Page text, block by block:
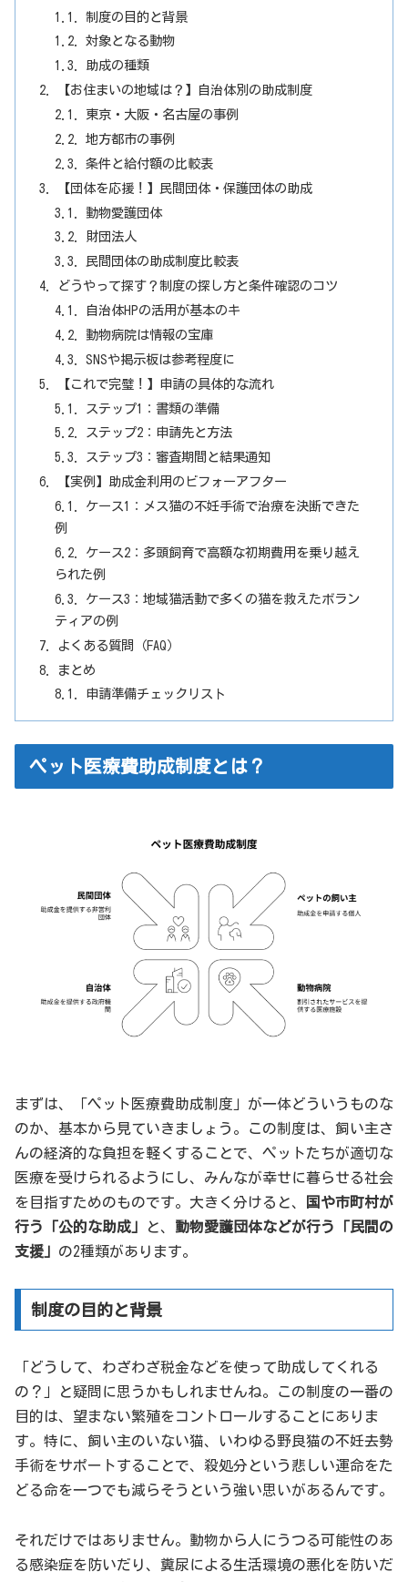
制度の目的と背景
対象となる動物
助成の種類
【お住まいの地域は？】自治体別の助成制度
東京・大阪・名古屋の事例
地方都市の事例
条件と給付額の比較表
【団体を応援！】民間団体・保護団体の助成
動物愛護団体
財団法人
民間団体の助成制度比較表
どうやって探す？制度の探し方と条件確認のコツ
自治体HPの活用が基本のキ
動物病院は情報の宝庫
SNSや掲示板は参考程度に
【これで完璧！】申請の具体的な流れ
ステップ1：書類の準備
ステップ2：申請先と方法
ステップ3：審査期間と結果通知
【実例】助成金利用のビフォーアフター
ケース1：メス猫の不妊手術で治療を決断できた
例
ケース2：多頭飼育で高額な初期費用を乗り越え
られた例
ケース3：地域猫活動で多くの猫を救えたボラン
ティアの例
よくある質問（FAQ）
まとめ
申請準備チェックリスト
ペット医療費助成制度とは？
まずは、「ペット医療費助成制度」が一体どういうものな
のか、基本から見ていきましょう。この制度は、飼い主さ
んの経済的な負担を軽くすることで、ペットたちが適切な
医療を受けられるようにし、みんなが幸せに暮らせる社会
を目指すためのものです。大きく分けると、
国や市町村が
行う「公的な助成」
と、 動物愛護団体などが行う「民間の
支援」 の2種類があります。
制度の目的と背景
「どうして、わざわざ税金などを使って助成してくれる
の？」と疑問に思うかもしれませんね。この制度の一番の
目的は、望まない繁殖をコントロールすることにありま
す。特に、飼い主のいない猫、いわゆる野良猫の不妊去勢
手術をサポートすることで、殺処分という悲しい運命をた
どる命を一つでも減らそうという強い思いがあるんです。
それだけではありません。動物から人にうつる可能性のあ
る感染症を防いだり、糞尿による生活環境の悪化を防いだ